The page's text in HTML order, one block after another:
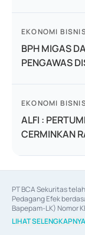
EKONOMI
BPH MIGAS
PENGAWAS
EKONOMI
ALFI :
CERMINKAN
PT BCA Sekuritas
Pedagang Efek
Bapepam-LK) Nomor
06/D.04/2014 tanggal
Efek berdasarkan
LIHAT SELENGKAPNYA